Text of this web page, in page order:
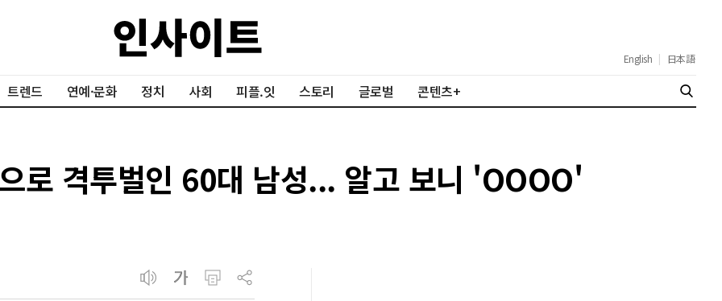
English | 日本語
트렌드 연예·문화 정치 사회 피플.잇 스토리 글로벌 콘텐츠+
로 격투벌인 60대 남성... 알고 보니 'OOOO'